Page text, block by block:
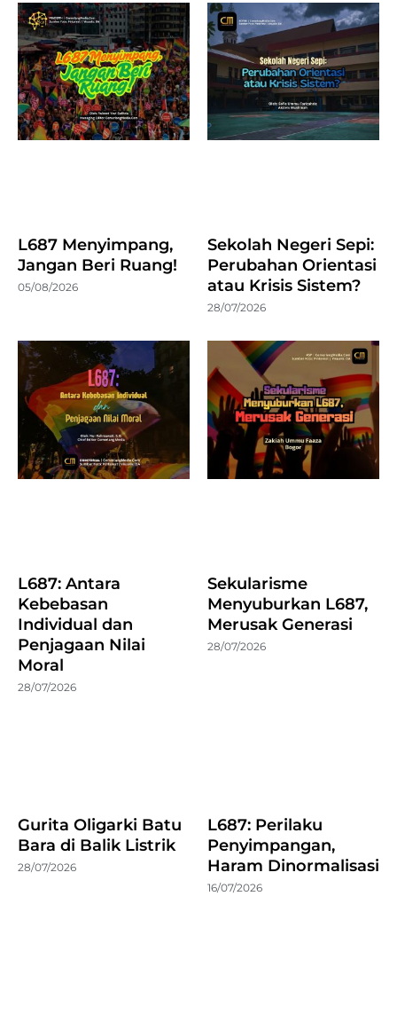
L687 Menyimpang,
Jangan Beri Ruang!
05/08/2026
Sekolah Negeri Sepi:
Perubahan Orientasi
atau Krisis Sistem?
28/07/2026
L687: Antara
Kebebasan
Individual dan
Penjagaan Nilai
Moral
28/07/2026
Sekularisme
Menyuburkan L687,
Merusak Generasi
28/07/2026
Gurita Oligarki Batu
Bara di Balik Listrik
28/07/2026
L687: Perilaku
Penyimpangan,
Haram Dinormalisasi
16/07/2026